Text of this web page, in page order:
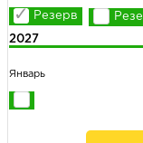
2027
Январь